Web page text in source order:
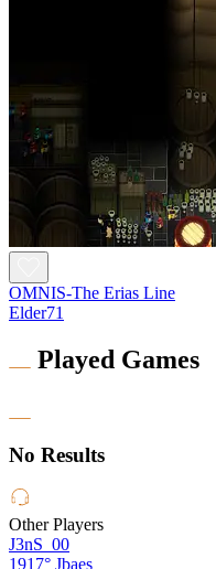
OMNIS-The Erias Line
Elder71
Played Games
No Results
Other Players
J3nS_00
1917° Jbaes